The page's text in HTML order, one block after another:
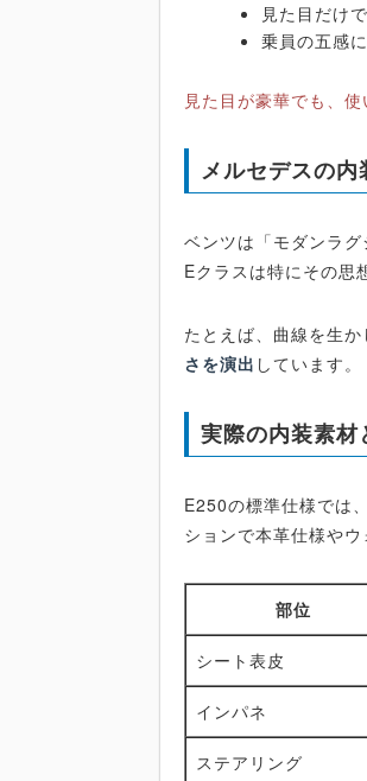
見た目だけ
乗員の五感
見た目が豪華でも、
メルセデスの
ベンツは「モダンラ
Eクラスは特にその思
たとえば、曲線を生
さを演出 しています。
実際の内装素材
E250の標準仕様では
ションで本革仕様や
部位
シート表皮
インパネ
ステアリング